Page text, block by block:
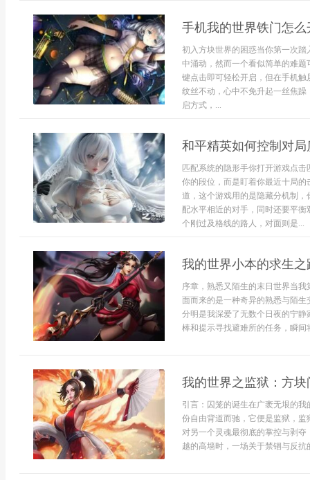
手机我的世界铁门怎
初入方块世界的困惑当你第一次
中涌动，然而一个看似简单的难
键点击即可轻松开启，但在手机
纹丝不动，心中不免升起一丝焦
启方式，...
和平精英如何控制对
匹配系统的隐形手你打开游戏点
你的段位，而是盯着你最近十局
道，这个游戏用的是隐藏分机制
配水平相近的对手，同时还要平
个刚过及格线的路人，对面则是...
我的世界小本的求生
序章，熟悉又陌生的末日世界当
面而来的是一种奇异的熟悉与陌
分明是我深爱了无数个日夜的宁
棒和提示寻找避难所的任务，瞬
我的世界之监狱：方
引言：囚笼的诞生在广袤无垠的
份自由背道而驰，它便是监狱，
对另一个灵魂最彻底的掌控与剥
越的高墙时，一场关于禁锢与反